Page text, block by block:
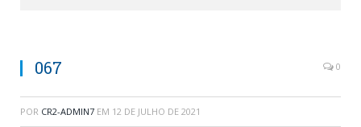
067 0
POR CR2-ADMIN7 EM 12 DE JULHO DE 2021